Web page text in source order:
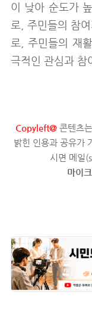
이 낮아 순도가
로, 주민들의 참여
로, 주민들의 재
극적인 관심과 참
Copyleft@콘텐츠
밝힌 인용과 공유가
시면 메일
마이